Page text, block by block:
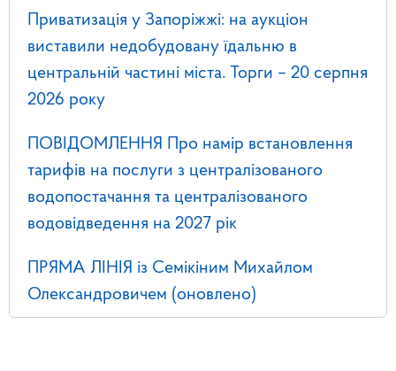
Приватизація у Запоріжжі: на аукціон
виставили недобудовану їдальню в
центральній частині міста. Торги – 20 серпня
2026 року
ПОВІДОМЛЕННЯ Про намір встановлення
тарифів на послуги з централізованого
водопостачання та централізованого
водовідведення на 2027 рік
ПРЯМА ЛІНІЯ із Семікіним Михайлом
Олександровичем (оновлено)